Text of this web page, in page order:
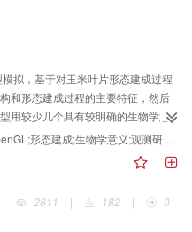
拟，基于对玉米叶片形态建成过程
和形态建成过程的主要特征，然后
用较少几个具有较明确的生物学意
变过程的矢量化，再结合VC 和
虚拟生长，模拟结果表明，图像上的
而为相关领域研究者提供了一个可
于交互、真实感强，可较好地模拟
数;形变过程;VC＋＋;模拟结果;模型结构;变化特征;参数化;矢量化;计算机;可视化;真实感;虚拟;图像;数据;交互
2811
| 182 | 0